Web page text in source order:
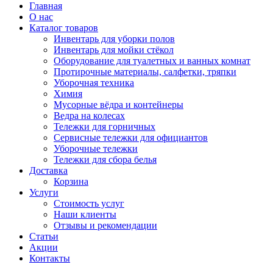
Главная
О нас
Каталог товаров
Инвентарь для уборки полов
Инвентарь для мойки стёкол
Оборудование для туалетных и ванных комнат
Протирочные материалы, салфетки, тряпки
Уборочная техника
Химия
Мусорные вёдра и контейнеры
Ведра на колесах
Тележки для горничных
Сервисные тележки для официантов
Уборочные тележки
Тележки для сбора белья
Доставка
Корзина
Услуги
Стоимость услуг
Наши клиенты
Отзывы и рекомендации
Статьи
Акции
Контакты